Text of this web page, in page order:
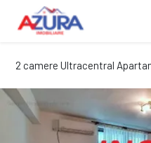
2 camere Ultracentral